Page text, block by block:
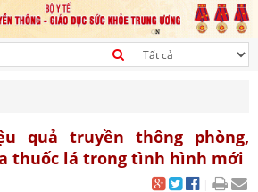
quả truyền thông phòng,
thuốc lá trong tình hình mới